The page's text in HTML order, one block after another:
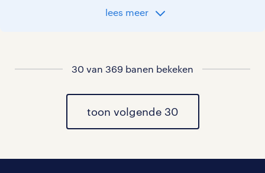
klant het beste bij je past.
Duivendrecht
vacatures in Amsterdam
lees meer
30 van 369 banen bekeken
toon volgende 30